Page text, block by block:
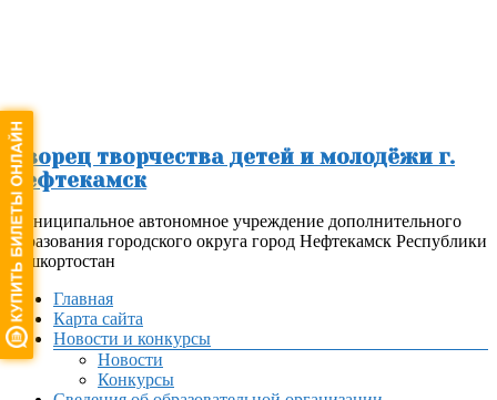
Дворец творчества детей и молодёжи г.
Нефтекамск
Муниципальное автономное учреждение дополнительного
образования городского округа город Нефтекамск Республики
Башкортостан
МенюГлавная
Карта сайта
Новости и конкурсы
Новости
Конкурсы